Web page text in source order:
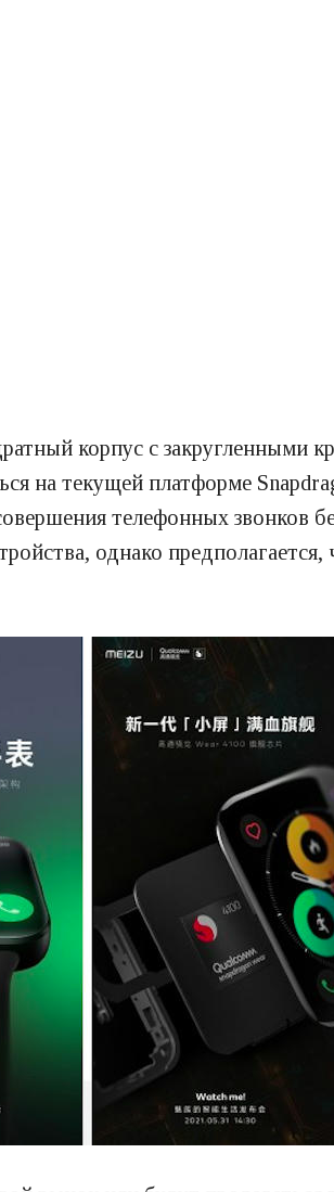
корпус с закругленными
на текущей платформе
телефонных звонков
однако